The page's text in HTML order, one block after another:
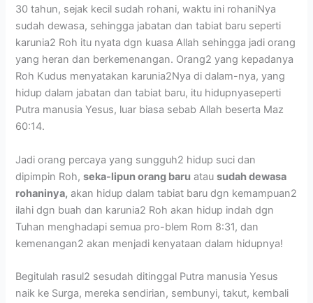
30 tahun, sejak kecil sudah rohani, waktu ini rohaniNya
sudah dewasa, sehingga jabatan dan tabiat baru seperti
karunia2 Roh itu nyata dgn kuasa Allah sehingga jadi orang
yang heran dan berkemenangan. Orang2 yang kepadanya
Roh Kudus menyatakan karunia2Nya di dalam-nya, yang
hidup dalam jabatan dan tabiat baru, itu hidupnyaseperti
Putra manusia Yesus, luar biasa sebab Allah beserta Maz
60:14.
Jadi orang percaya yang sungguh2 hidup suci dan
dipimpin Roh,seka-lipun orang baru atausudah dewasa
rohaninya, akan hidup dalam tabiat baru dgn kemampuan2
ilahi dgn buah dan karunia2 Roh akan hidup indah dgn
Tuhan menghadapi semua pro-blem Rom 8:31, dan
kemenangan2 akan menjadi kenyataan dalam hidupnya!
Begitulah rasul2 sesudah ditinggal Putra manusia Yesus
naik ke Surga, mereka sendirian, sembunyi, takut, kembali